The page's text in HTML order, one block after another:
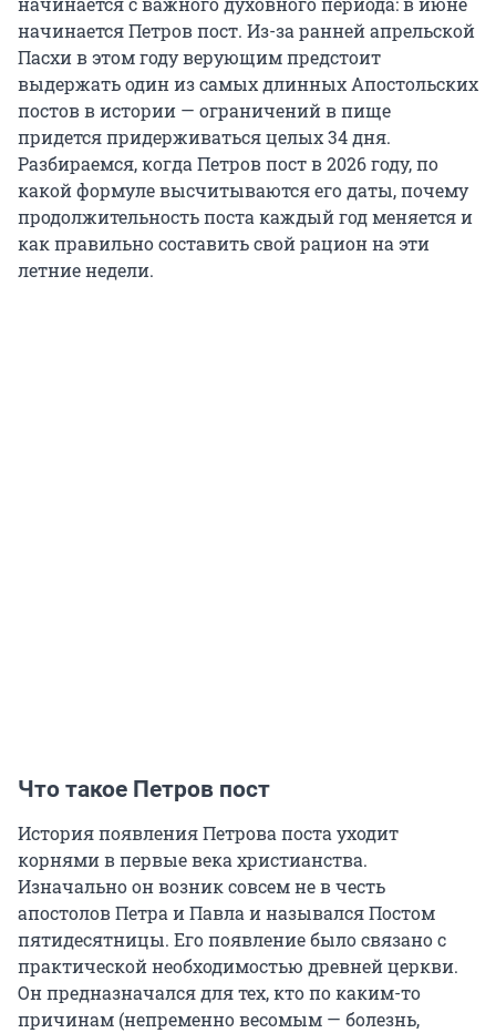
начинается Петров пост. Из-за ранней апрельской
Пасхи в этом году верующим предстоит
выдержать один из самых длинных Апостольских
постов в истории — ограничений в пище
придется придерживаться целых 34 дня.
Разбираемся, когда Петров пост в 2026 году, по
какой формуле высчитываются его даты, почему
продолжительность поста каждый год меняется и
как правильно составить свой рацион на эти
летние недели.
Что такое Петров пост
История появления Петрова поста уходит
корнями в первые века христианства.
Изначально он возник совсем не в честь
апостолов Петра и Павла и назывался Постом
пятидесятницы. Его появление было связано с
практической необходимостью древней церкви.
Он предназначался для тех, кто по каким-то
причинам (непременно весомым — болезнь,